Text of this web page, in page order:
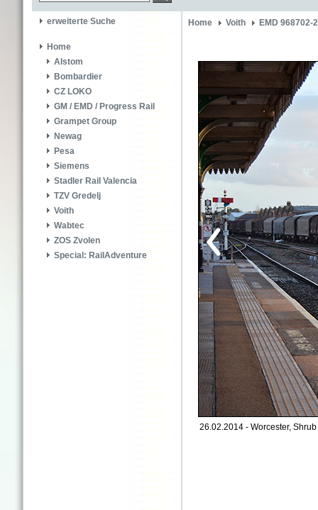
erweiterte Suche
Home
Alstom
Bombardier
CZ LOKO
GM / EMD / Progress Rail
Grampet Group
Newag
Pesa
Siemens
Stadler Rail Valencia
TZV Gredelj
Voith
Wabtec
ZOS Zvolen
Special: RailAdventure
Home Voith EMD 968702-2
26.02.2014 - Worcester,